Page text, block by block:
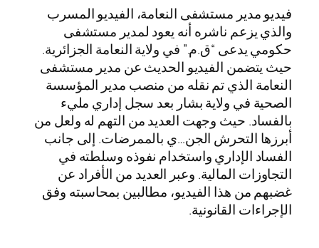
فيديو مدير مستشفى النعامة، الفيديو المسرب
والذي يزعم ناشره أنه يعود لمدير مستشفى
حكومي يدعى “ق.م.” في ولاية النعامة الجزائرية.
حيث يتضمن الفيديو الحديث عن مدير مستشفى
النعامة الذي تم نقله من منصب مدير المؤسسة
الصحية في ولاية بشار بعد سجل إداري مليء
بالفساد. حيث وجهت العديد من التهم له ولعل من
أبرزها التحرش الجن…ي بالممرضات. إلى جانب
الفساد الإداري واستخدام نفوذه وسلطته في
التجاوزات المالية. وعبر العديد من الأفراد عن
غضبهم من هذا الفيديو، مطالبين بمحاسبته وفق
الإجراءات القانونية.